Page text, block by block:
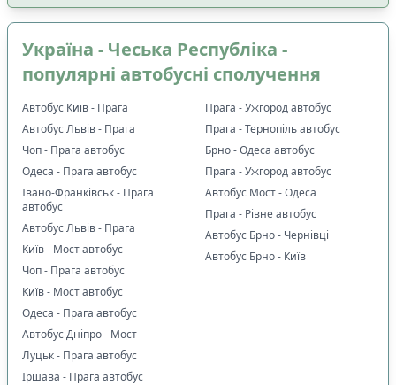
Україна - Чеська Республіка -
популярні автобусні сполучення
Автобус Київ - Прага
Автобус Львів - Прага
Чоп - Прага автобус
Одеса - Прага автобус
Івано-Франківськ - Прага
автобус
Автобус Львів - Прага
Київ - Мост автобус
Чоп - Прага автобус
Київ - Мост автобус
Одеса - Прага автобус
Автобус Дніпро - Мост
Луцьк - Прага автобус
Іршава - Прага автобус
Прага - Ужгород автобус
Прага - Тернопіль автобус
Брно - Одеса автобус
Прага - Ужгород автобус
Автобус Мост - Одеса
Прага - Рівне автобус
Автобус Брно - Чернівці
Автобус Брно - Київ